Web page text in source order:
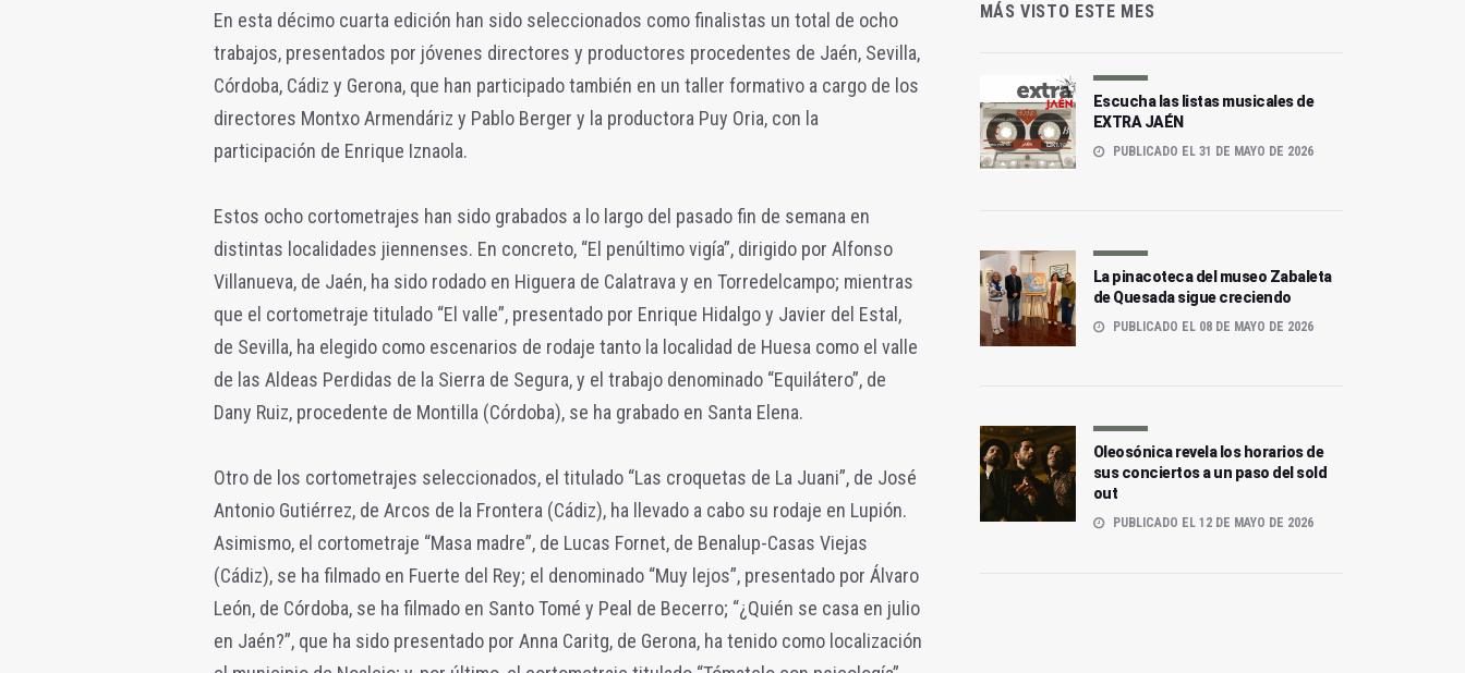
En esta décimo cuarta edición han sido seleccionados como finalistas un total de ocho
trabajos, presentados por jóvenes directores y productores procedentes de Jaén, Sevilla,
Córdoba, Cádiz y Gerona, que han participado también en un taller formativo a cargo de los
directores Montxo Armendáriz y Pablo Berger y la productora Puy Oria, con la
participación de Enrique Iznaola.
Estos ocho cortometrajes han sido grabados a lo largo del pasado fin de semana en
distintas localidades jiennenses. En concreto, “El penúltimo vigía”, dirigido por Alfonso
Villanueva, de Jaén, ha sido rodado en Higuera de Calatrava y en Torredelcampo; mientras
que el cortometraje titulado “El valle”, presentado por Enrique Hidalgo y Javier del Estal,
de Sevilla, ha elegido como escenarios de rodaje tanto la localidad de Huesa como el valle
de las Aldeas Perdidas de la Sierra de Segura, y el trabajo denominado “Equilátero”, de
Dany Ruiz, procedente de Montilla (Córdoba), se ha grabado en Santa Elena.
Otro de los cortometrajes seleccionados, el titulado “Las croquetas de La Juani”, de José
Antonio Gutiérrez, de Arcos de la Frontera (Cádiz), ha llevado a cabo su rodaje en Lupión.
Asimismo, el cortometraje “Masa madre”, de Lucas Fornet, de Benalup-Casas Viejas
(Cádiz), se ha filmado en Fuerte del Rey; el denominado “Muy lejos”, presentado por Álvaro
León, de Córdoba, se ha filmado en Santo Tomé y Peal de Becerro; “¿Quién se casa en julio
en Jaén?”, que ha sido presentado por Anna Caritg, de Gerona, ha tenido como localización
MÁS VISTO ESTE MES
Escucha las listas musicales de
EXTRA JAÉN
PUBLICADO EL 31 DE MAYO DE 2026
La pinacoteca del museo Zabaleta
de Quesada sigue creciendo
PUBLICADO EL 08 DE MAYO DE 2026
Oleosónica revela los horarios de
sus conciertos a un paso del sold
out
PUBLICADO EL 12 DE MAYO DE 2026